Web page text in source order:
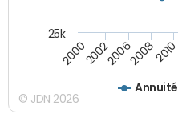
20002002200620082010
25k
© JDN 2026